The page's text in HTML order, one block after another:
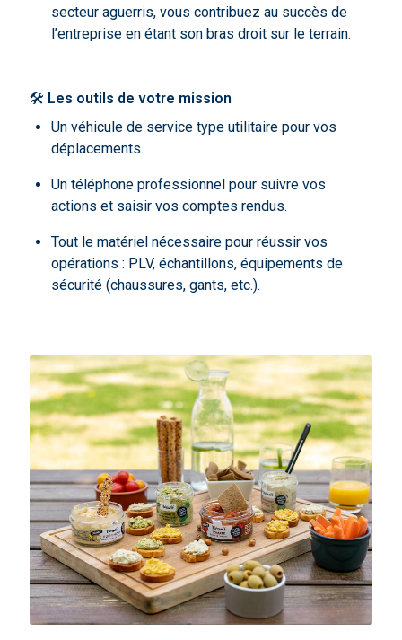
secteur aguerris, vous contribuez au succès de
l’entreprise en étant son bras droit sur le terrain.
🛠 Les outils de votre mission
Un véhicule de service type utilitaire pour vos
déplacements.
Un téléphone professionnel pour suivre vos
actions et saisir vos comptes rendus.
Tout le matériel nécessaire pour réussir vos
opérations : PLV, échantillons, équipements de
sécurité (chaussures, gants, etc.).